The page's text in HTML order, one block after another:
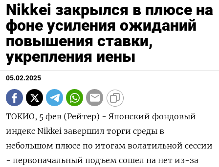
Nikkei закрылся в плюсе на
фоне усиления ожиданий
повышения ставки,
укрепления иены
05.02.2025
ТОКИО, 5 фев (Рейтер) - Японский фондовый
индекс Nikkei завершил торги среды в
небольшом плюсе по итогам волатильной сессии
- первоначальный подъем сошел на нет из-за